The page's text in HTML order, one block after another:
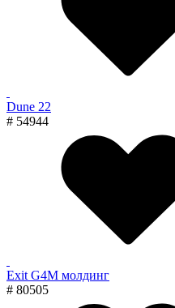
Dune 22
# 54944
Exit G4M молдинг
# 80505